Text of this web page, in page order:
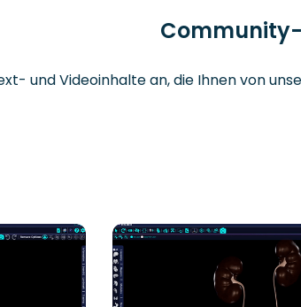
und Videoinhalte an, die Ihnen von